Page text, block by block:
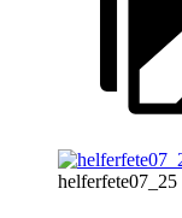
helferfete07_25